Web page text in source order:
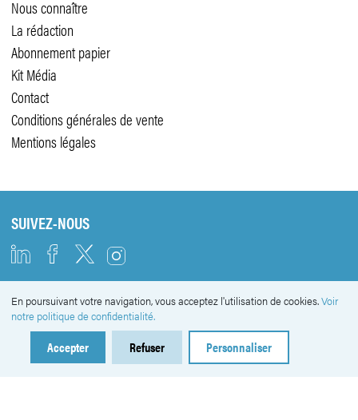
Nous connaître
La rédaction
Abonnement papier
Kit Média
Contact
Conditions générales de vente
Mentions légales
SUIVEZ-NOUS
NEWSLETTER
En poursuivant votre navigation, vous acceptez l'utilisation de cookies.Voir
notre politique de confidentialité.
Accepter Refuser Personnaliser